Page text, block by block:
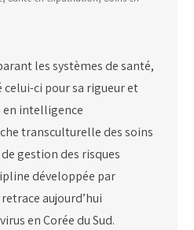
les systèmes de santé,
ci pour sa rigueur et
en intelligence
transculturelle des soins
gestion des risques
développée par
aujourd’hui
en Corée du Sud.